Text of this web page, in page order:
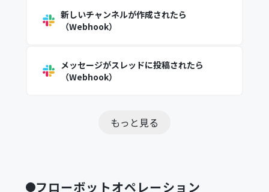
新しいチャンネルが作成されたら
（Webhook）
メッセージがスレッドに投稿されたら
（Webhook）
もっと見る
フローボットオペレーション